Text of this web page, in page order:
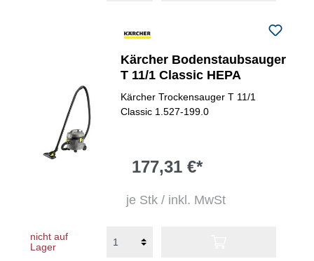
Kärcher Bodenstaubsauger
T 11/1 Classic HEPA
Kärcher Trockensauger T 11/1
Classic 1.527-199.0
177,31 €*
je Stk / inkl. MwSt
nicht auf
Lager